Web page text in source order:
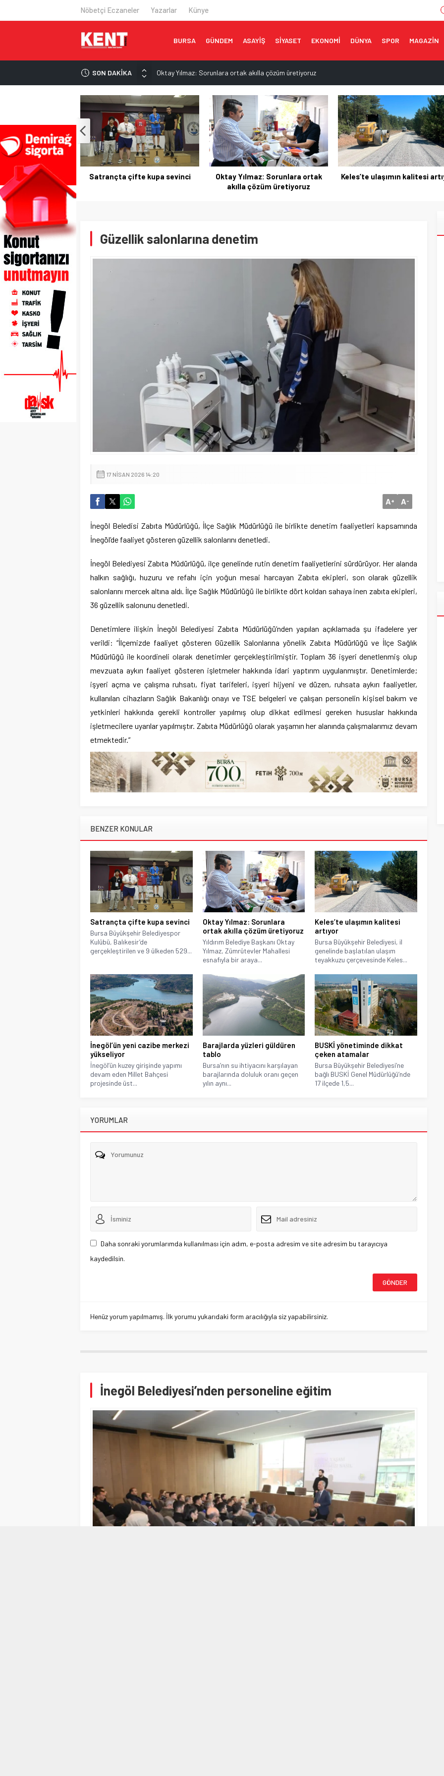
Nöbetçi Eczaneler Yazarlar Künye
BURSA GÜNDEM ASAYİŞ SİYASET EKONOMİ DÜNYA SPOR MAGAZİN
SON DAKİKA
Oktay Yılmaz: Sorunlara ortak akılla çözüm üretiyoruz
Epstein dosyası İngiltere’de yeniden açılıyor
İran’dan Hürmüz Boğazı açıklaması
Trump: Hürmüz Boğazı çok yakında açılacak
Satrançta çifte kupa sevinci
kupa sevinci
Oktay Yılmaz: Sorunlara ortak
Keles’te ulaşımın kalitesi artıyor
İnegöl’ün yeni cazibe
Güzellik salonlarına denetim
17 NISAN 2026 14:20
A+ A-
İnegöl Beledisi Zabıta Müdürlüğü, İlçe Sağlık Müdürlüğü ile birlikte denetim faaliyetleri kapsamında
İnegöl’de faaliyet gösteren güzellik salonlarını denetledi.
İnegöl Belediyesi Zabıta Müdürlüğü, ilçe genelinde rutin denetim faaliyetlerini sürdürüyor. Her alanda
halkın sağlığı, huzuru ve refahı için yoğun mesai harcayan Zabıta ekipleri, son olarak güzellik
salonlarını mercek altına aldı. İlçe Sağlık Müdürlüğü ile birlikte dört koldan sahaya inen zabıta ekipleri,
36 güzellik salonunu denetledi.
Denetimlere ilişkin İnegöl Belediyesi Zabıta Müdürlüğü’nden yapılan açıklamada şu ifadelere yer
verildi: “İlçemizde faaliyet gösteren Güzellik Salonlarına yönelik Zabıta Müdürlüğü ve İlçe Sağlık
Müdürlüğü ile koordineli olarak denetimler gerçekleştirilmiştir. Toplam 36 işyeri denetlenmiş olup
mevzuata aykırı faaliyet gösteren işletmeler hakkında idari yaptırım uygulanmıştır. Denetimlerde;
işyeri açma ve çalışma ruhsatı, fiyat tarifeleri, işyeri hijyeni ve düzen, ruhsata aykırı faaliyetler,
kullanılan cihazların Sağlık Bakanlığı onayı ve TSE belgeleri ve çalışan personelin kişisel bakım ve
yetkinleri hakkında gerekli kontroller yapılmış olup dikkat edilmesi gereken hususlar hakkında
işletmecilere uyarılar yapılmıştır. Zabıta Müdürlüğü olarak yaşamın her alanında çalışmalarımız devam
etmektedir.”
BENZER KONULAR
Satrançta çifte kupa sevinci
Bursa Büyükşehir Belediyespor
Kulübü, Balıkesir’de
gerçekleştirilen ve 9 ülkeden 529...
Oktay Yılmaz: Sorunlara
ortak akılla çözüm üretiyoruz
Yıldırım Belediye Başkanı Oktay
Yılmaz, Zümrütevler Mahallesi
esnafıyla bir araya...
Keles’te ulaşımın kalitesi
artıyor
Bursa Büyükşehir Belediyesi, il
genelinde başlatılan ulaşım
teyakkuzu çerçevesinde Keles...
İnegöl’ün yeni cazibe merkezi
yükseliyor
İnegöl’ün kuzey girişinde yapımı
devam eden Millet Bahçesi
projesinde üst...
Barajlarda yüzleri güldüren
tablo
Bursa’nın su ihtiyacını karşılayan
barajlarında doluluk oranı geçen
yılın aynı...
BUSKİ yönetiminde dikkat
çeken atamalar
Bursa Büyükşehir Belediyesi’ne
bağlı BUSKİ Genel Müdürlüğü’nde
17 ilçede 1,5...
YORUMLAR
Daha sonraki yorumlarımda kullanılması için adım, e-posta adresim ve site adresim bu tarayıcıya
kaydedilsin.
Henüz yorum yapılmamış. İlk yorumu yukarıdaki form aracılığıyla siz yapabilirsiniz.
İnegöl Belediyesi’nden personeline eğitim